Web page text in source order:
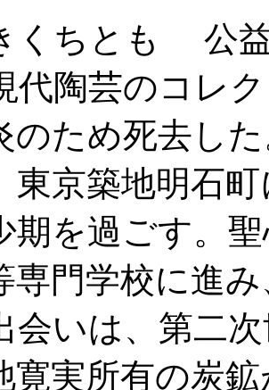
くちとも 公益
代陶芸のコレ
のため死去し
東京築地明石
期を過ごす。
専門学校に進
会いは、第二
寛実所有の炭